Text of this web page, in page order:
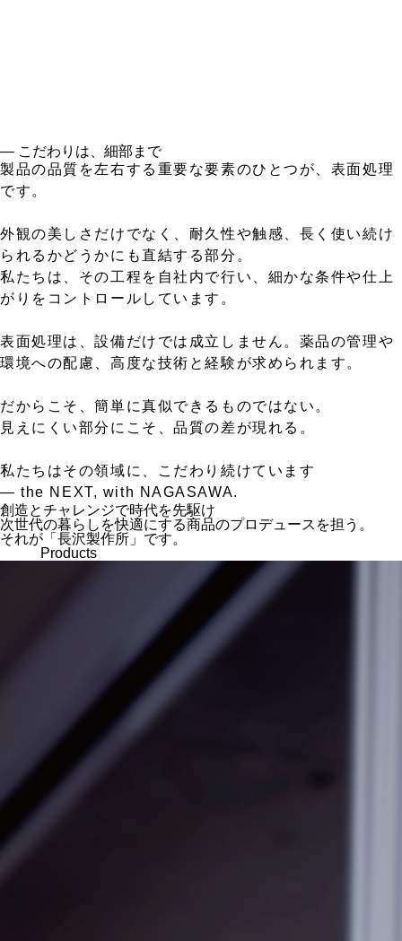
― こだわりは、細部まで
製品の品質を左右する重要な要素のひとつが、表面処理
です。
外観の美しさだけでなく、耐久性や触感、長く使い続け
られるかどうかにも直結する部分。
私たちは、その工程を自社内で行い、細かな条件や仕上
がりをコントロールしています。
表面処理は、設備だけでは成立しません。薬品の管理や
環境への配慮、高度な技術と経験が求められます。
だからこそ、簡単に真似できるものではない。
見えにくい部分にこそ、品質の差が現れる。
私たちはその領域に、こだわり続けています
— the NEXT, with NAGASAWA.
創造とチャレンジで時代を先駆け
次世代の暮らしを快適にする商品のプロデュースを担う。
それが「長沢製作所」です。
Products